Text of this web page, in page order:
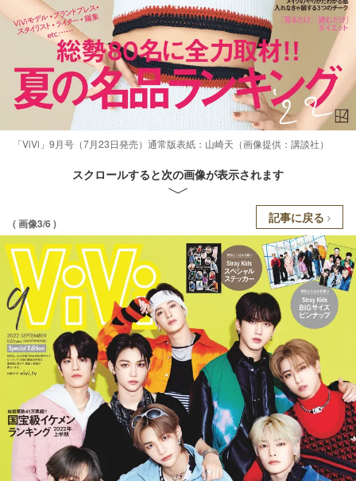
「ViVi」9月号（7月23日発売）通常版表紙：山崎天（画像提供：講談社）
スクロールすると次の画像が表示されます
( 画像3/6 ) 記事に戻る